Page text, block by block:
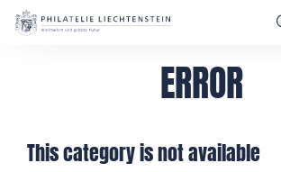
ERROR
This category is not available